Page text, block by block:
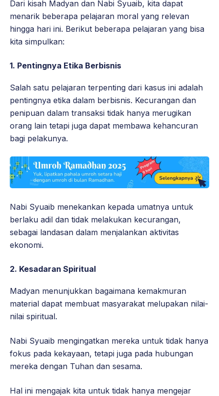
Dari kisah Madyan dan Nabi Syuaib, kita dapat
menarik beberapa pelajaran moral yang relevan
hingga hari ini. Berikut beberapa pelajaran yang bisa
kita simpulkan:
1. Pentingnya Etika Berbisnis
Salah satu pelajaran terpenting dari kasus ini adalah
pentingnya etika dalam berbisnis. Kecurangan dan
penipuan dalam transaksi tidak hanya merugikan
orang lain tetapi juga dapat membawa kehancuran
bagi pelakunya.
Nabi Syuaib menekankan kepada umatnya untuk
berlaku adil dan tidak melakukan kecurangan,
sebagai landasan dalam menjalankan aktivitas
ekonomi.
2. Kesadaran Spiritual
Madyan menunjukkan bagaimana kemakmuran
material dapat membuat masyarakat melupakan nilai-
nilai spiritual.
Nabi Syuaib mengingatkan mereka untuk tidak hanya
fokus pada kekayaan, tetapi juga pada hubungan
mereka dengan Tuhan dan sesama.
Hal ini mengajak kita untuk tidak hanya mengejar